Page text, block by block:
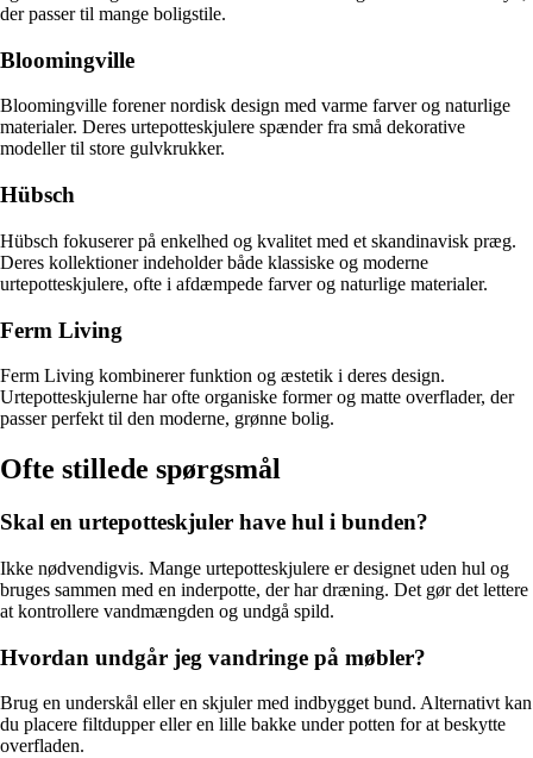
der passer til mange boligstile.
Bloomingville
Bloomingville forener nordisk design med varme farver og naturlige
materialer. Deres urtepotteskjulere spænder fra små dekorative
modeller til store gulvkrukker.
Hübsch
Hübsch fokuserer på enkelhed og kvalitet med et skandinavisk præg.
Deres kollektioner indeholder både klassiske og moderne
urtepotteskjulere, ofte i afdæmpede farver og naturlige materialer.
Ferm Living
Ferm Living kombinerer funktion og æstetik i deres design.
Urtepotteskjulerne har ofte organiske former og matte overflader, der
passer perfekt til den moderne, grønne bolig.
Ofte stillede spørgsmål
Skal en urtepotteskjuler have hul i bunden?
Ikke nødvendigvis. Mange urtepotteskjulere er designet uden hul og
bruges sammen med en inderpotte, der har dræning. Det gør det lettere
at kontrollere vandmængden og undgå spild.
Hvordan undgår jeg vandringe på møbler?
Brug en underskål eller en skjuler med indbygget bund. Alternativt kan
du placere filtdupper eller en lille bakke under potten for at beskytte
overfladen.